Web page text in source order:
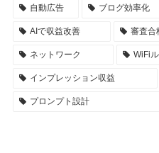
自動広告 ブログ効率化
AIで収益改善 審査合
ネットワーク WiFi
インプレッション収益
プロンプト設計